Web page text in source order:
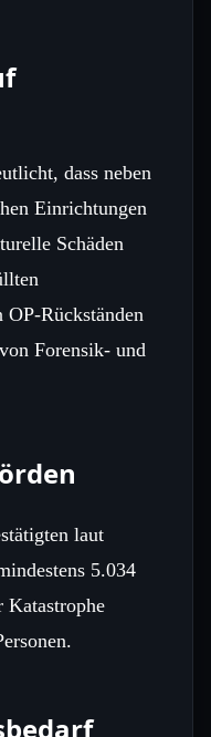
dass neben
Einrichtungen
Schäden
Forensik‑ und
laut
5.034
Katastrophe